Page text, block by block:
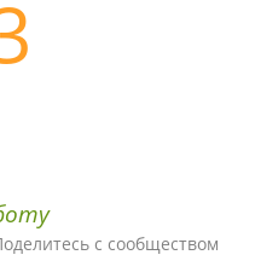
с сообществом